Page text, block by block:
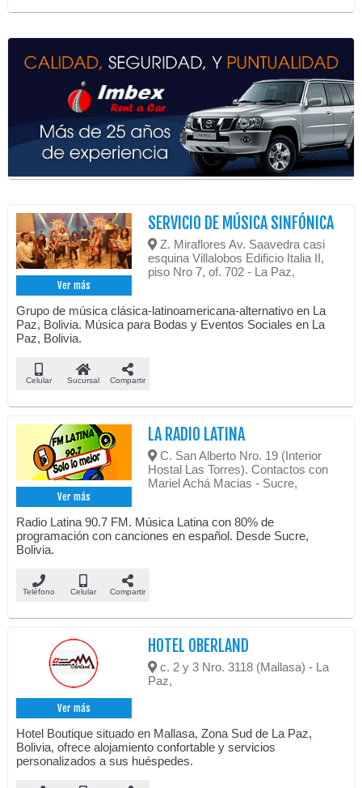
Ver más
SERVICIO DE MÚSICA SINFÓNICA
Z. Miraflores Av. Saavedra casi
esquina Villalobos Edificio Italia II,
piso Nro 7, of. 702 - La Paz,
Grupo de música clásica-latinoamericana-alternativo en La
Paz, Bolivia. Música para Bodas y Eventos Sociales en La
Paz, Bolivia.
Celular Sucursal Compartir
Ver más
LA RADIO LATINA
C. San Alberto Nro. 19 (Interior
Hostal Las Torres). Contactos con
Mariel Achá Macias - Sucre,
Radio Latina 90.7 FM. Música Latina con 80% de
programación con canciones en español. Desde Sucre,
Bolivia.
Teléfono Celular Compartir
Ver más
HOTEL OBERLAND
c. 2 y 3 Nro. 3118 (Mallasa) - La
Paz,
Hotel Boutique situado en Mallasa, Zona Sud de La Paz,
Bolivia, ofrece alojamiento confortable y servicios
personalizados a sus huéspedes.